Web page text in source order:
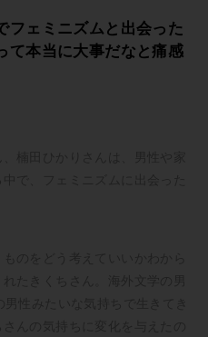
フェミニズムと出会った
て本当に大事だなと痛感